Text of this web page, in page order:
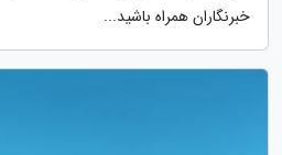
خبرنگاران همراه باشید...